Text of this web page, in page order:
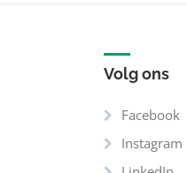
Volg ons
Facebook
Instagram